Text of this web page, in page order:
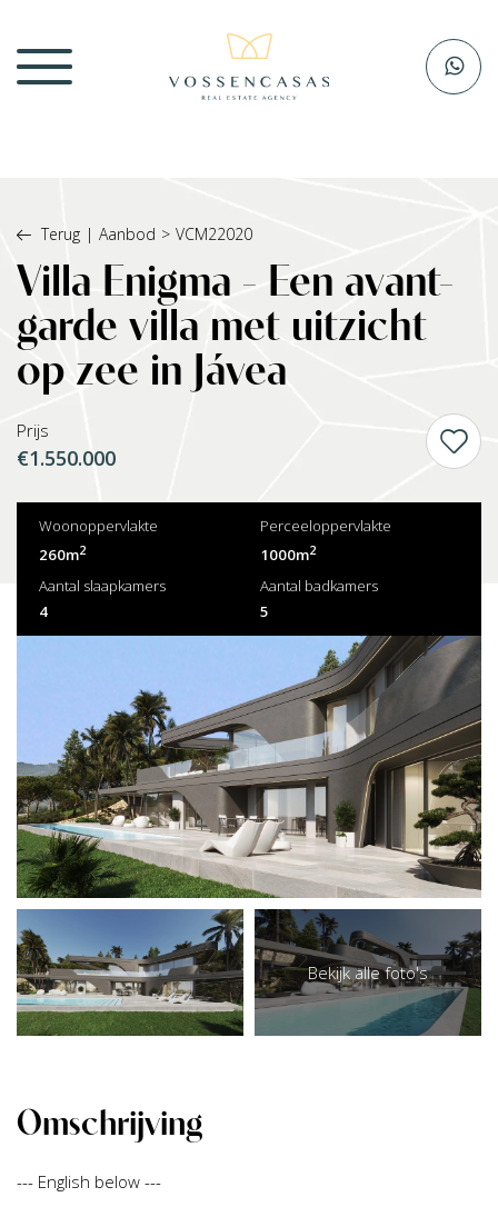
Terug | Aanbod > VCM22020
Villa Enigma - Een avant-
garde villa met uitzicht
op zee in Jávea
Prijs
€1.550.000
Woonoppervlakte
260m2
Perceeloppervlakte
1000m2
Aantal slaapkamers
4
Aantal badkamers
5
Bekijk alle foto's
Omschrijving
--- English below ---